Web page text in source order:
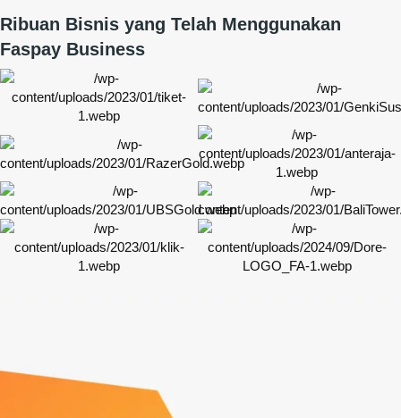
Ribuan Bisnis yang Telah Menggunakan
Faspay Business